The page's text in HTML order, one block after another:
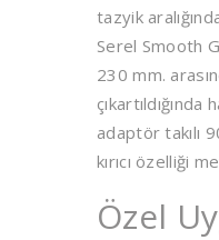
tazyik
Serel Smooth
230 mm.
adaptör takılı
kırıcı özelliği
Özel